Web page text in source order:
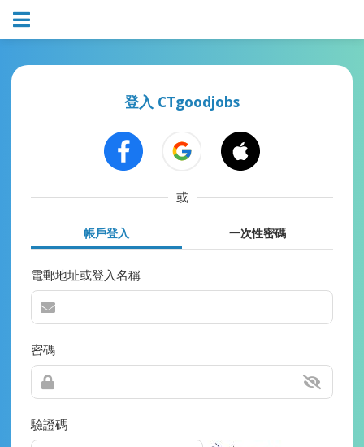
登入 CTgoodjobs
或
帳戶登入 一次性密碼
電郵地址或登入名稱
密碼
驗證碼